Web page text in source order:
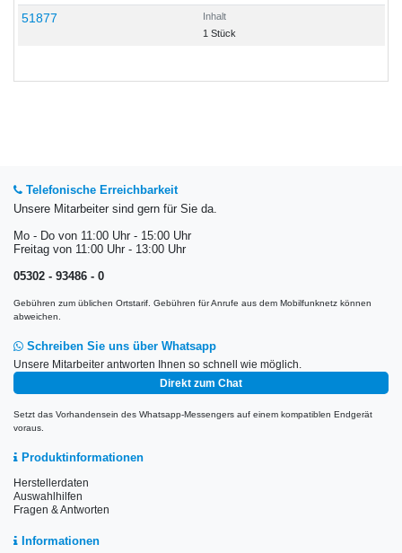
51877
Inhalt
1 Stück
Telefonische Erreichbarkeit
Unsere Mitarbeiter sind gern für Sie da.
Mo - Do von 11:00 Uhr - 15:00 Uhr
Freitag von 11:00 Uhr - 13:00 Uhr
05302 - 93486 - 0
Gebühren zum üblichen Ortstarif. Gebühren für Anrufe aus dem Mobilfunknetz können
abweichen.
Schreiben Sie uns über Whatsapp
Unsere Mitarbeiter antworten Ihnen so schnell wie möglich.
Direkt zum Chat
Setzt das Vorhandensein des Whatsapp-Messengers auf einem kompatiblen Endgerät
voraus.
Produktinformationen
Herstellerdaten
Auswahlhilfen
Fragen & Antworten
Informationen